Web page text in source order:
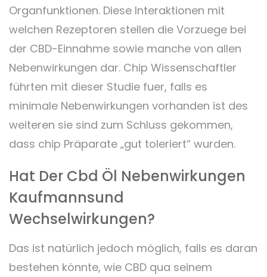
Organfunktionen. Diese Interaktionen mit
welchen Rezeptoren stellen die Vorzuege bei
der CBD-Einnahme sowie manche von allen
Nebenwirkungen dar. Chip Wissenschaftler
führten mit dieser Studie fuer, falls es
minimale Nebenwirkungen vorhanden ist des
weiteren sie sind zum Schluss gekommen,
dass chip Präparate „gut toleriert“ wurden.
Hat Der Cbd Öl Nebenwirkungen
Kaufmannsund
Wechselwirkungen?
Das ist natürlich jedoch möglich, falls es daran
bestehen könnte, wie CBD qua seinem